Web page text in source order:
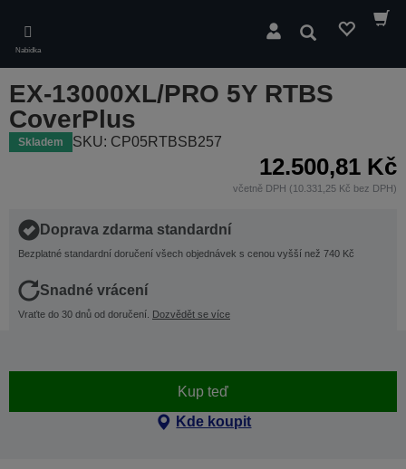
main
content
Nabídka
Hledat
EX-13000XL/PRO 5Y RTBS
CoverPlus
Skladem SKU: CP05RTBSB257
12.500,81 Kč
včetně DPH (10.331,25 Kč bez DPH)
Doprava zdarma standardní
Bezplatné standardní doručení všech objednávek s cenou vyšší než 740 Kč
Snadné vrácení
Vraťte do 30 dnů od doručení. Dozvědět se více
Kup teď
Kde koupit